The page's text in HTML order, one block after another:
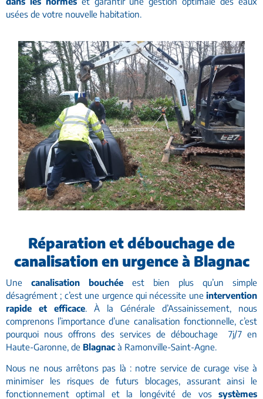
usées de votre nouvelle habitation.
Réparation et débouchage de
canalisation en urgence à Blagnac
Une canalisation bouchée est bien plus qu’un simple
désagrément ; c’est une urgence qui nécessite une intervention
rapide et efficace. À la Générale d’Assainissement, nous
comprenons l’importance d’une canalisation fonctionnelle, c’est
pourquoi nous offrons des services de débouchage 7j/7 en
Haute-Garonne, de Blagnac à Ramonville-Saint-Agne.
Nous ne nous arrêtons pas là : notre service de curage vise à
minimiser les risques de futurs blocages, assurant ainsi le
fonctionnement optimal et la longévité de vos systèmes